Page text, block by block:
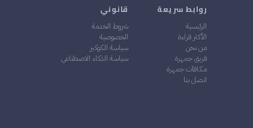
روابط سريعة
الرئيسية
الأكثر قراءة
من نحن
فريق جمهرة
مكافآت جمهرة
اتصل بنا
قانوني
شروط الخدمة
الخصوصية
سياسة الكوكيز
سياسة الذكاء الاصطناعي